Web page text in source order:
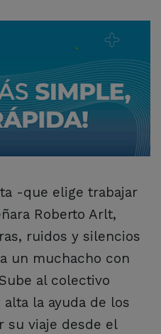
-que elige trabajar
Roberto Arlt,
ruidos y silencios
un muchacho con
al colectivo
la ayuda de los
su viaje desde el